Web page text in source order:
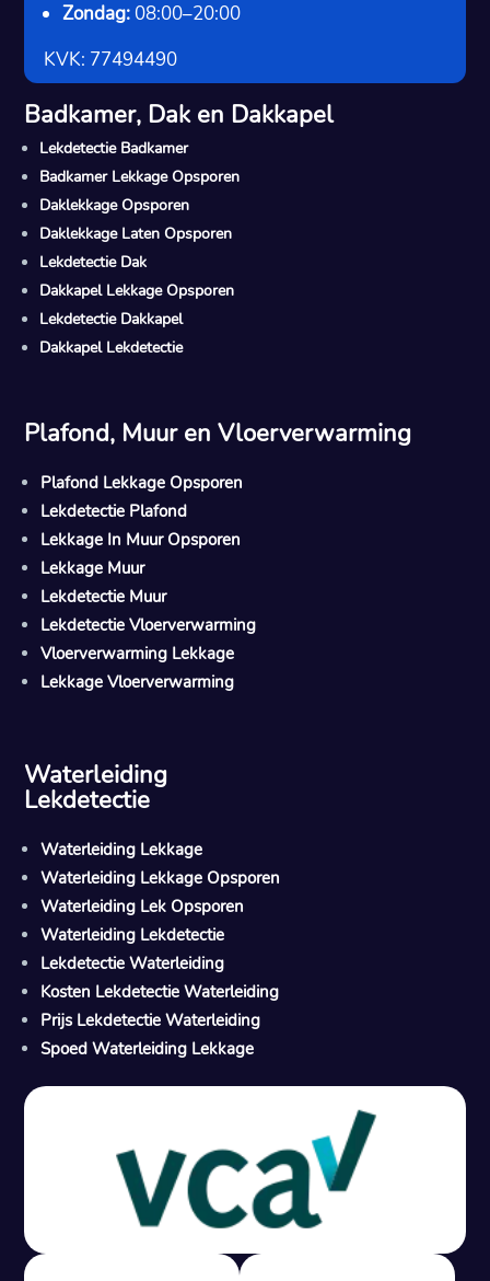
M
Gratis offerte in 24 uur
Geen lekkage? Geen betaling.
Zondag: 08:00–20:00
KVK: 77494490
Badkamer, Dak en Dakkapel
Lekdetectie Badkamer
Badkamer Lekkage Opsporen
Daklekkage Opsporen
Daklekkage Laten Opsporen
Lekdetectie Dak
Dakkapel Lekkage Opsporen
Lekdetectie Dakkapel
Dakkapel Lekdetectie
Plafond, Muur en Vloerverwarming
Plafond Lekkage Opsporen
Lekdetectie Plafond
Lekkage In Muur Opsporen
Lekkage Muur
Lekdetectie Muur
Lekdetectie Vloerverwarming
Vloerverwarming Lekkage
Lekkage Vloerverwarming
Waterleiding
Lekdetectie
Waterleiding Lekkage
Waterleiding Lekkage Opsporen
Waterleiding Lek Opsporen
Waterleiding Lekdetectie
Lekdetectie Waterleiding
Kosten Lekdetectie Waterleiding
Prijs Lekdetectie Waterleiding
Spoed Waterleiding Lekkage